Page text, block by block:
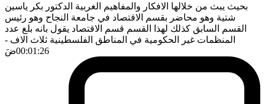
بحيث يبث من خلالها الافكار والمفاهيم الغربية الدكتور بكر ياسين
شتية وهو محاضر بقسم الاقتصاد في جامعة النجاح وهو رئيس
القسم السابق كذلك لهذا القسم قسم الاقتصاد يقول بانه بلغ عدد
المنظمات غير الحكومية في المناطق الفلسطينية ثلاث الاف -
00:01:26ضَ